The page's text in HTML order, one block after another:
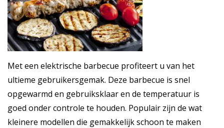
Met een elektrische barbecue profiteert u van het
ultieme gebruikersgemak. Deze barbecue is snel
opgewarmd en gebruiksklaar en de temperatuur is
goed onder controle te houden. Populair zijn de wat
kleinere modellen die gemakkelijk schoon te maken